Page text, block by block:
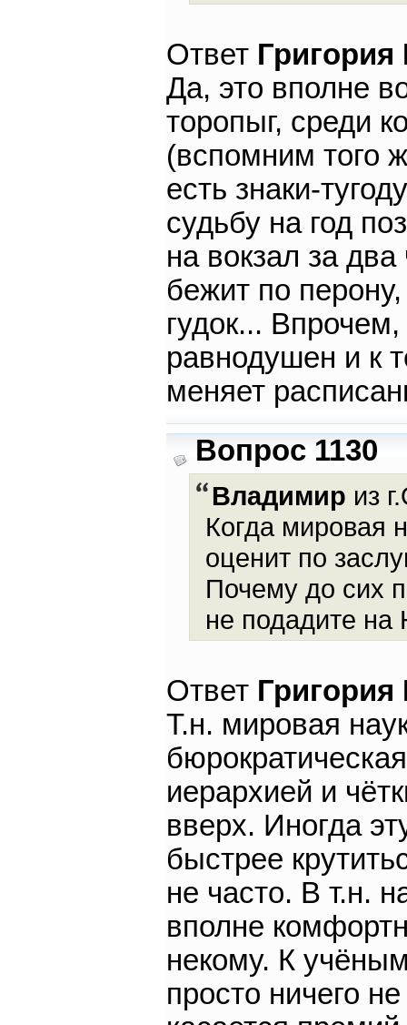
Ответ
Да, это вполне
торопыг, среди
(вспомним того
есть знаки-
судьбу на год
на вокзал за два
бежит по
гудок...
равнодушен и к
меняет
Вопрос 1130
Владимир из
Когда мировая
оценит по
Почему до сих
не подадите
Ответ
Т.н. мировая
иерархией и
вверх. Иногда
быстрее
не часто. В т.н.
вполне
некому. К
просто ничего